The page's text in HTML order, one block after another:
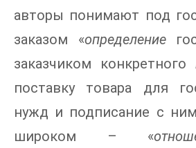
авторы понимают под
заказом «определение
заказчиком конкретного
поставку товара для
нужд и подписание с
широком – «